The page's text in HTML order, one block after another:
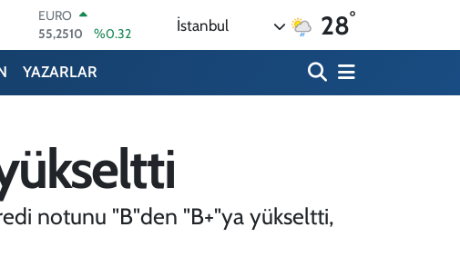
STERLİN
64,4811
%0.38
6660.55
BİST100
64.840,97
%-0.15
DOLAR
47,7436
%0.18
İstanbul 28°
YAZARLAR
notunu "B"den "B+"ya yükseltti,